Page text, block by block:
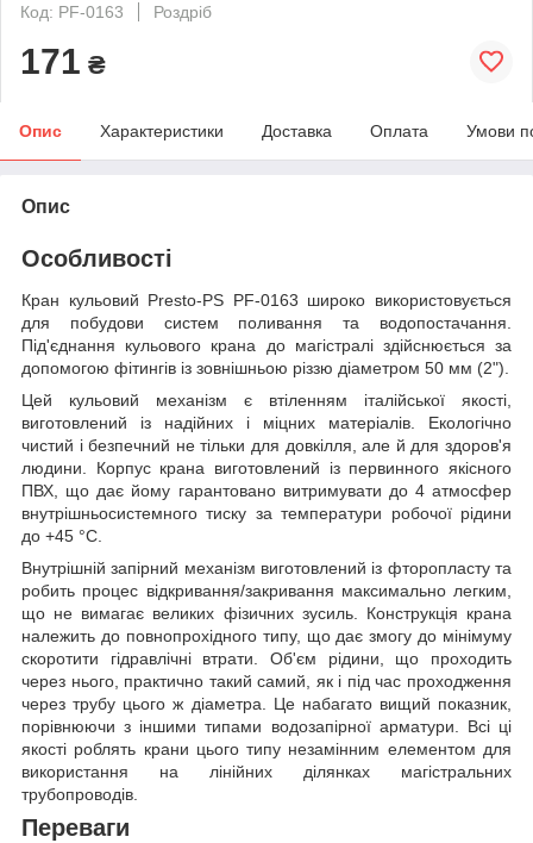
Код: PF-0163
Роздріб
171 ₴
Опис Характеристики Доставка Оплата Умови
Опис
Особливості
Кран кульовий Presto-PS PF-0163 широко використовується
для побудови систем поливання та водопостачання.
Під'єднання кульового крана до магістралі здійснюється за
допомогою фітингів із зовнішньою різзю діаметром 50 мм (2").
Цей кульовий механізм є втіленням італійської якості,
виготовлений із надійних і міцних матеріалів. Екологічно
чистий і безпечний не тільки для довкілля, але й для здоров'я
людини. Корпус крана виготовлений із первинного якісного
ПВХ, що дає йому гарантовано витримувати до 4 атмосфер
внутрішньосистемного тиску за температури робочої рідини
до +45 °C.
Внутрішній запірний механізм виготовлений із фторопласту та
робить процес відкривання/закривання максимально легким,
що не вимагає великих фізичних зусиль. Конструкція крана
належить до повнопрохідного типу, що дає змогу до мінімуму
скоротити гідравлічні втрати. Об'єм рідини, що проходить
через нього, практично такий самий, як і під час проходження
через трубу цього ж діаметра. Це набагато вищий показник,
порівнюючи з іншими типами водозапірної арматури. Всі ці
якості роблять крани цього типу незамінним елементом для
використання на лінійних ділянках магістральних
трубопроводів.
Переваги